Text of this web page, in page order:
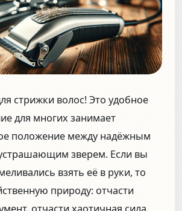
стрижки волос! Это удобное
для многих занимает
положение между надёжным
зверем. Если вы
взять её в руки, то
природу: отчасти